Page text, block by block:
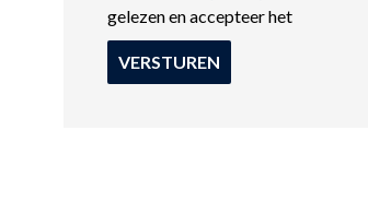
gelezen en accepteer het
VERSTUREN